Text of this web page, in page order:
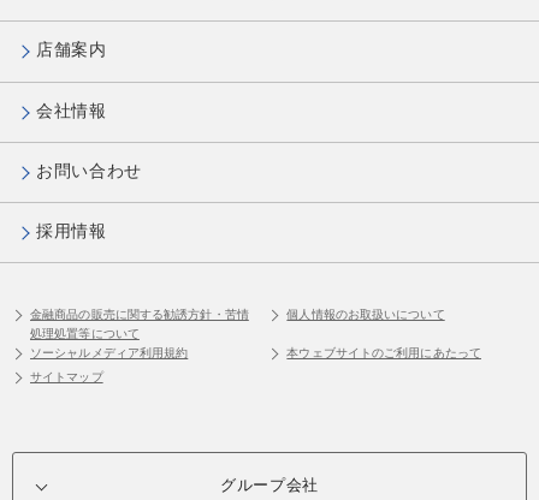
店舗案内
会社情報
お問い合わせ
採用情報
金融商品の販売に関する勧誘方針・苦情
処理処置等について
個人情報のお取扱いについて
ソーシャルメディア利用規約
本ウェブサイトのご利用にあたって
サイトマップ
グループ会社